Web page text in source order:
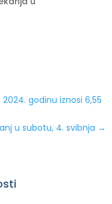
godinu iznosi 6,55
u subotu, 4. svibnja →